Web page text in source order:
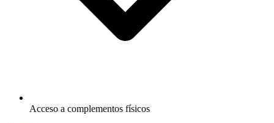
Acceso a complementos físicos